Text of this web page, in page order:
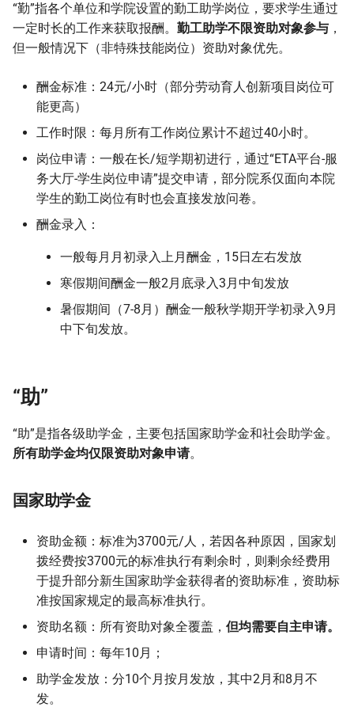
“勤”指各个单位和学院设置的勤工助学岗位，要求学生通过
一定时长的工作来获取报酬。 勤工助学不限资助对象参与 ，
但一般情况下（非特殊技能岗位）资助对象优先。
酬金标准：24元/小时（部分劳动育人创新项目岗位可
能更高）
工作时限：每月所有工作岗位累计不超过40小时。
岗位申请：一般在长/短学期初进行，通过“ETA平台-服
务大厅-学生岗位申请”提交申请，部分院系仅面向本院
学生的勤工岗位有时也会直接发放问卷。
酬金录入：
一般每月月初录入上月酬金，15日左右发放
寒假期间酬金一般2月底录入3月中旬发放
暑假期间（7-8月）酬金一般秋学期开学初录入9月
中下旬发放。
“助”
“助”是指各级助学金，主要包括国家助学金和社会助学金。
所有助学金均仅限资助对象申请。
国家助学金
资助金额：标准为3700元/人，若因各种原因，国家划
拨经费按3700元的标准执行有剩余时，则剩余经费用
于提升部分新生国家助学金获得者的资助标准，资助标
准按国家规定的最高标准执行。
资助名额：所有资助对象全覆盖， 但均需要自主申请。
申请时间：每年10月；
助学金发放：分10个月按月发放，其中2月和8月不
发。